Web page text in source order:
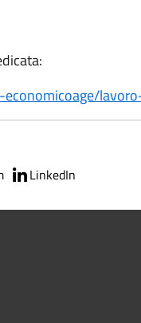
age/
LinkedIn